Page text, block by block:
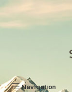
Zum Hauptinhalt
Navigation